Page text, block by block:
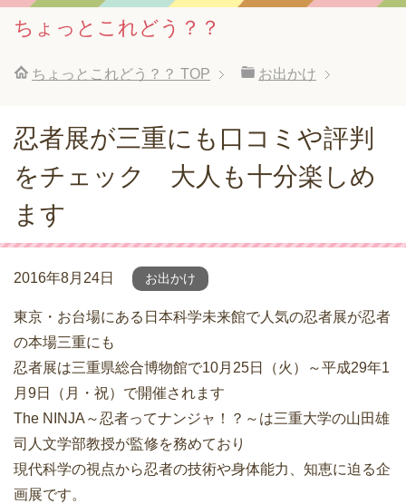
ちょっとこれどう？？
ちょっとこれどう？？ TOP お出かけ
忍者展が三重にも口コミや評判
をチェック 大人も十分楽しめ
ます
2016年8月24日 お出かけ
東京・お台場にある日本科学未来館で人気の忍者展が忍者
の本場三重にも
忍者展は三重県総合博物館で10月25日（火）～平成29年1
月9日（月・祝）で開催されます
The NINJA～忍者ってナンジャ！？～は三重大学の山田雄
司人文学部教授が監修を務めており
現代科学の視点から忍者の技術や身体能力、知恵に迫る企
画展です。